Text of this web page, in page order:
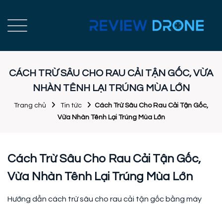
CÁCH TRỪ SÂU CHO RAU CẢI TẬN GỐC, VỪA
NHÀN TÊNH LẠI TRÚNG MÙA LỚN
Trang chủ Tin tức
Cách Trừ Sâu Cho Rau Cải Tận Gốc,
Vừa Nhàn Tênh Lại Trúng Mùa Lớn
Cách Trừ Sâu Cho Rau Cải Tận Gốc,
Vừa Nhàn Tênh Lại Trúng Mùa Lớn
Hướng dẫn cách trừ sâu cho rau cải tận gốc bằng máy